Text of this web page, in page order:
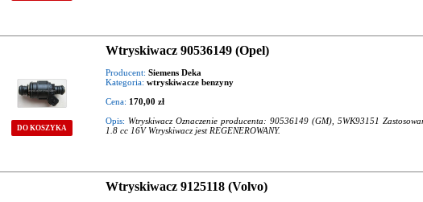
DO KOSZYKA
Wtryskiwacz 90536149 (Opel)
Producent: Siemens Deka
Kategoria: wtryskiwacze benzyny
Cena: 170,00 zł
Opis: Wtryskiwacz Oznaczenie producenta: 90536149 (GM), 5WK93151
1.8 cc 16V Wtryskiwacz jest REGENEROWANY.
Wtryskiwacz 9125118 (Volvo)